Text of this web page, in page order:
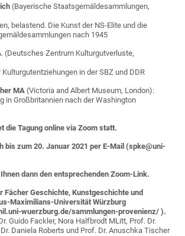
(Bayerische Staatsgemäldesammlungen,
belastend. Die Kunst der NS-Elite und die
nach 1945
(Deutsches Zentrum Kulturgutverluste,
Kulturgutentziehungen in der SBZ und DDR
MA (Victoria and Albert Museum, London):
in Großbritannien nach der Washington
die Tagung online via Zoom statt.
bis zum 20. Januar 2021 per E-Mail (spke@uni-
dann den entsprechenden Zoom-Link.
Fächer Geschichte, Kunstgeschichte und
Maximilians-Universität Würzburg
wuerzburg.de/sammlungen-provenienz/ ).
Guido Fackler, Nora Halfbrodt MLitt, Prof. Dr.
Daniela Roberts und Prof. Dr. Anuschka Tischer